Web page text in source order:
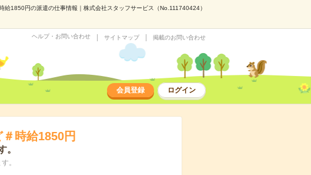
給1850円の派遣の仕事情報｜株式会社スタッフサービス（No.111740424）
ヘルプ・お問い合わせ サイトマップ 掲載のお問い合わせ
会員登録 ログイン
時給1850円
。
。